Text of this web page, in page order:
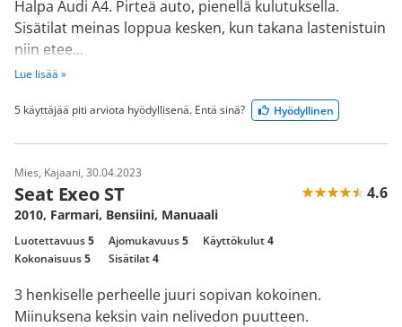
Halpa Audi A4. Pirteä auto, pienellä kulutuksella.
Sisätilat meinas loppua kesken, kun takana lastenistuin
niin etee...
Lue lisää »
5 käyttäjää piti arviota hyödyllisenä. Entä sinä? Hyödyllinen
Mies, Kajaani, 30.04.2023
Seat Exeo ST 4.6
2010, Farmari, Bensiini, Manuaali
Luotettavuus5 Ajomukavuus5 Käyttökulut4
Kokonaisuus5 Sisätilat4
3 henkiselle perheelle juuri sopivan kokoinen.
Miinuksena keksin vain nelivedon puutteen.